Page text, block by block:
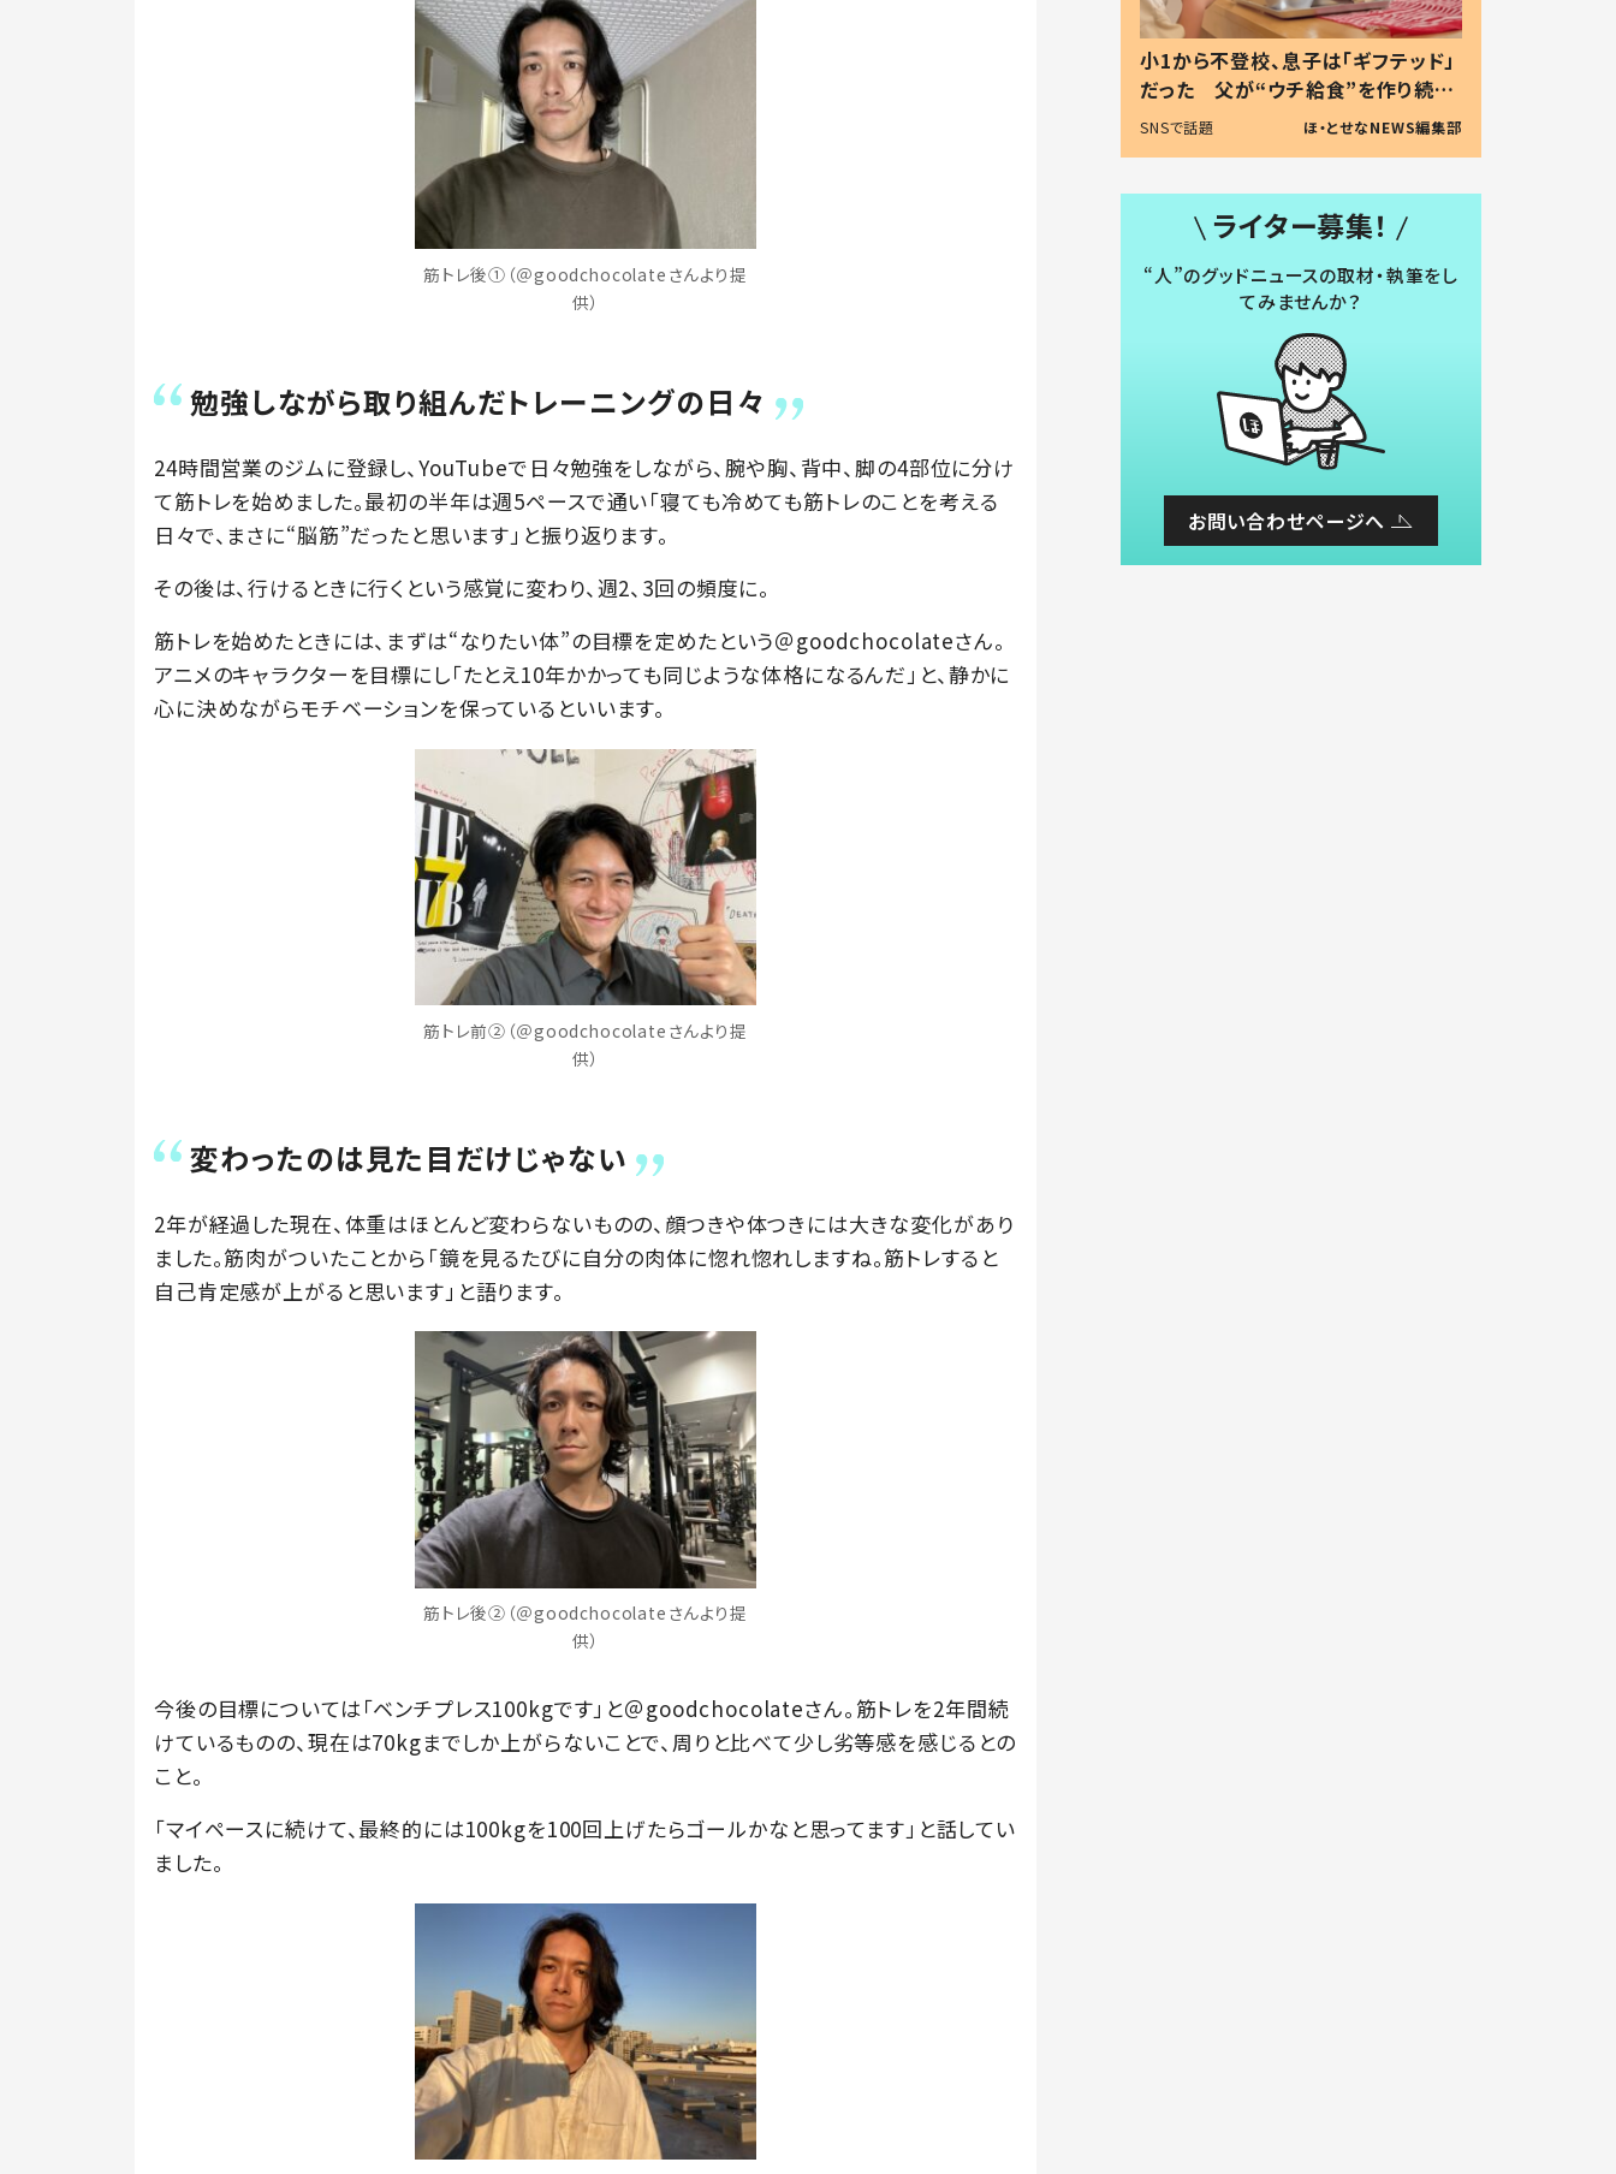
筋トレ後①（＠goodchocolateさんより提
供）
勉強しながら取り組んだトレーニングの日々
24時間営業のジムに登録し、YouTubeで日々勉強をしながら、腕や胸、背中、脚の4部位に分け
て筋トレを始めました。最初の半年は週5ペースで通い「寝ても冷めても筋トレのことを考える
日々で、まさに“脳筋”だったと思います」と振り返ります。
その後は、行けるときに行くという感覚に変わり、週2、3回の頻度に。
筋トレを始めたときには、まずは“なりたい体”の目標を定めたという＠goodchocolateさん。
アニメのキャラクターを目標にし「たとえ10年かかっても同じような体格になるんだ」と、静かに
心に決めながらモチベーションを保っているといいます。
筋トレ前②（＠goodchocolateさんより提
供）
変わったのは見た目だけじゃない
2年が経過した現在、体重はほとんど変わらないものの、顔つきや体つきには大きな変化があり
ました。筋肉がついたことから「鏡を見るたびに自分の肉体に惚れ惚れしますね。筋トレすると
自己肯定感が上がると思います」と語ります。
筋トレ後②（＠goodchocolateさんより提
供）
今後の目標については「ベンチプレス100kgです」と＠goodchocolateさん。筋トレを2年間続
けているものの、現在は70kgまでしか上がらないことで、周りと比べて少し劣等感を感じるとの
こと。
「マイペースに続けて、最終的には100kgを100回上げたらゴールかなと思ってます」と話してい
ました。
小1から不登校、息子は「ギフテッド」
だった 父が“ウチ給食”を作り続け
る理由とは #令和の親 #令和の子
SNSで話題 ほ・とせなNEWS編集部
ライター募集！
“人”のグッドニュースの取材・執筆をし
てみませんか？
お問い合わせページへ